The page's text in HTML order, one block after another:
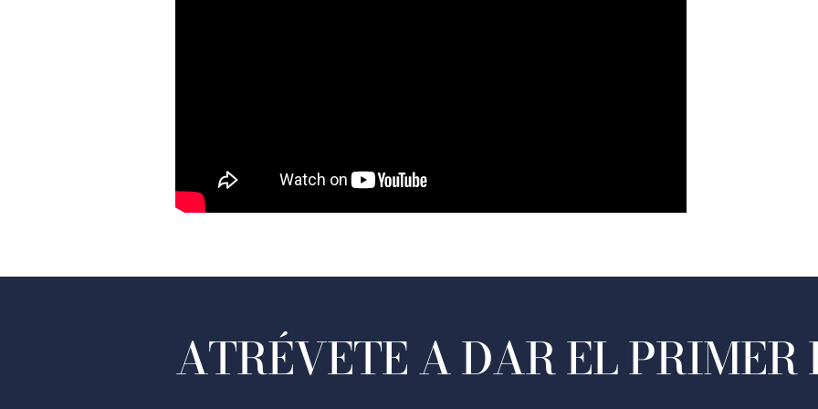
ATRÉVETE A DAR EL PRIMER